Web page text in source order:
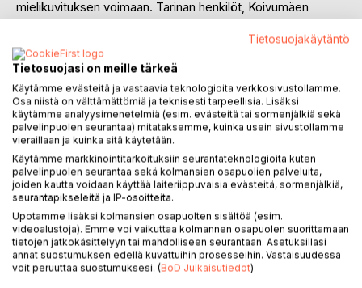
mielikuvituksen voimaan. Tarinan henkilöt, Koivumäen
Vuorenkylässä, Hartolan kirkonkylässä, Niinimäen ja
Yölinnun kylissä. Jotkut ovat syntyneet Sysmässä tai
Hirvensalmella. Hartolassa heidän kohtalonsa ovat
nivoutuneet yhteen.
Kirjan henkilöt ovat kulkeneet torpasta toiseen, olleet
maattomia, loisia eli kestejä toisten nurkissa, palkollisia ja
mäkitupalaisia. Heidän historiansa on jäänyt
historiantutkimuksessa pitkälti pimentoon. Kirjan punaisena
lankana kulkee köyhien maattomien pyrkimys parempaan
elämään. Torpparien ja muiden maataomistamattomien
mielessä oman tilan ja talon saaminen on häämöttänyt
tulevaisuuden onnelana. Kirjan tarinoissa kuvastuvat
suomalaisen yhteiskunnan ja erityisesti maaseudun
kehityksen monet vaiheet.
Sukututkimus on antanut viitteitä esivanhempien
Tietosuojakäytäntö
Tietosuojasi on meille tärkeä
Käytämme evästeitä ja vastaavia teknologioita verkkosivustollamme.
Osa niistä on välttämättömiä ja teknisesti tarpeellisia. Lisäksi
käytämme analyysimenetelmiä (esim. evästeitä tai sormenjälkiä sekä
palvelinpuolen seurantaa) mitataksemme, kuinka usein sivustollamme
vieraillaan ja kuinka sitä käytetään.
Käytämme markkinointitarkoituksiin seurantateknologioita kuten
palvelinpuolen seurantaa sekä kolmansien osapuolien palveluita,
joiden kautta voidaan käyttää laiteriippuvaisia evästeitä, sormenjälkiä,
seurantapikseleitä ja IP-osoitteita.
Upotamme lisäksi kolmansien osapuolten sisältöä (esim.
videoalustoja). Emme voi vaikuttaa kolmannen osapuolen suorittamaan
tietojen jatkokäsittelyyn tai mahdolliseen seurantaan. Asetuksillasi
annat suostumuksen edellä kuvattuihin prosesseihin. Vastaisuudessa
voit peruuttaa suostumuksesi. (BoD Julkaisutiedot)